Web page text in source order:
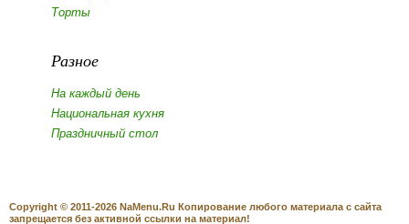
Торты
Разное
На каждый день
Национальная кухня
Праздничный стол
Copyright © 2011-2026 NaMenu.Ru Копирование любого материала с сайта
запрещается без активной ссылки на материал!